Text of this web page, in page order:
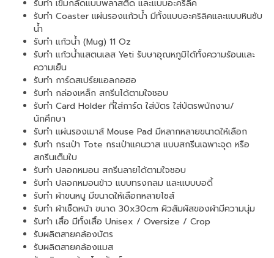
รับทำ เข็มกลัดแบบพลาสติด และแบบอะคริลิค
รับทำ Coaster แผ่นรองแก้วน้ำ มีทั้งแบบอะคริลิคและแบบหินซับ
น้ำ
รับทำ แก้วน้ำ (Mug) 11 Oz
รับทำ แก้วน้ำแสตนเลส Yeti รับษาอุณหภูมิได้ทั้งความร้อนและ
ความเย็น
รับทำ การ์ดสเปร์ยแอลกอฮอ
รับทำ กล่องเหล็ก สกรีนได้ตามใจชอบ
รับทำ Card Holder ที่ใส่การ์ด ใส่บัตร ใส่บัตรพนักงาน/
นักศึกษา
รับทำ แผ่นรองเมาส์ Mouse Pad มีหลากหลายขนาดให้เลือก
รับทำ กระเป๋า Tote กระเป๋าแคนวาส แบบสกรีนเฉพาะจุด หรือ
สกรีนเต็มใบ
รับทำ ปลอกหมอน สกรีนลายได้ตามใจชอบ
รับทำ ปลอกหมอนข้าว แบบทรงกลม และแบบบอดี้
รับทำ ผ้าขนหนู มีขนาดให้เลือกหลายไซส์
รับทำ ผ้าเช็ดหน้า ขนาด 30x30cm ผิวสัมผัสของผ้ามีความนุ่ม
รับทำ เสื้อ มีทั้งเสื้อ Unisex / Oversize / Crop
รับผลิตสายคล้องบัตร
รับผลิตสายคล้องแมส